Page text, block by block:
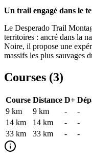
Un trail engagé dans le
Le Desperado Trail
territoires : ancré dans la
Noire, il propose une
massifs les plus sauvages
Courses (3)
Course Distance D+
9 km
9 km - -
14 km
14 km - -
33 km
33 km - -